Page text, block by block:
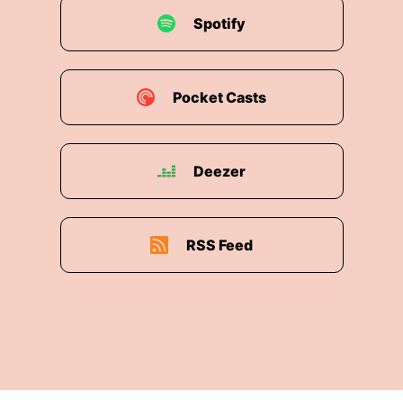
Spotify
Pocket Casts
Deezer
RSS Feed